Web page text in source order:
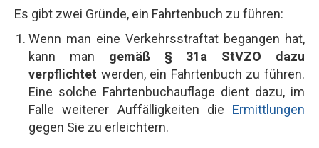
Es gibt zwei Gründe, ein Fahrtenbuch zu führen:
Wenn man eine Verkehrsstraftat begangen hat,
kann man gemäß § 31a StVZO dazu
verpflichtet werden, ein Fahrtenbuch zu führen.
Eine solche Fahrtenbuchauflage dient dazu, im
Falle weiterer Auffälligkeiten die Ermittlungen
gegen Sie zu erleichtern.